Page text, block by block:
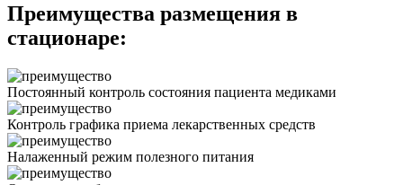
Преимущества размещения в
стационаре:
Постоянный контроль состояния пациента медиками
Контроль графика приема лекарственных средств
Налаженный режим полезного питания